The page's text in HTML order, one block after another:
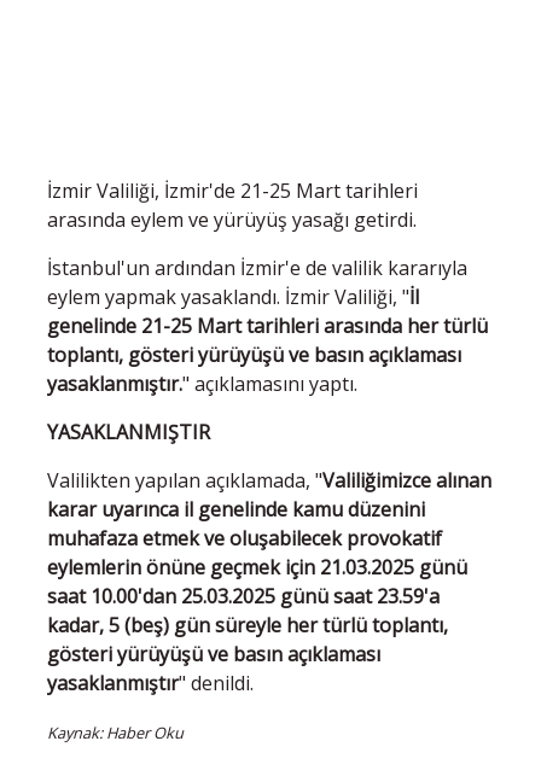
İzmir Valiliği, İzmir'de 21-25 Mart tarihleri
arasında eylem ve yürüyüş yasağı getirdi.
İstanbul'un ardından İzmir'e de valilik kararıyla
eylem yapmak yasaklandı. İzmir Valiliği, "İl
genelinde 21-25 Mart tarihleri arasında her türlü
toplantı, gösteri yürüyüşü ve basın açıklaması
yasaklanmıştır." açıklamasını yaptı.
YASAKLANMIŞTIR
Valilikten yapılan açıklamada, "Valiliğimizce alınan
karar uyarınca il genelinde kamu düzenini
muhafaza etmek ve oluşabilecek provokatif
eylemlerin önüne geçmek için 21.03.2025 günü
saat 10.00'dan 25.03.2025 günü saat 23.59'a
kadar, 5 (beş) gün süreyle her türlü toplantı,
gösteri yürüyüşü ve basın açıklaması
yasaklanmıştır" denildi.
Kaynak: Haber Oku